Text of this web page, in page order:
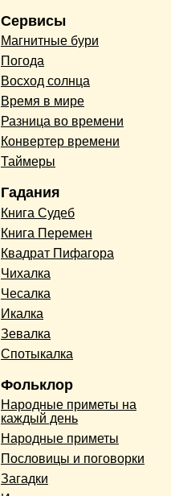
Сервисы
Магнитные бури
Погода
Восход солнца
Время в мире
Разница во времени
Конвертер времени
Таймеры
Гадания
Книга Судеб
Книга Перемен
Квадрат Пифагора
Чихалка
Чесалка
Икалка
Зевалка
Спотыкалка
Фольклор
Народные приметы на
каждый день
Народные приметы
Пословицы и поговорки
Загадки